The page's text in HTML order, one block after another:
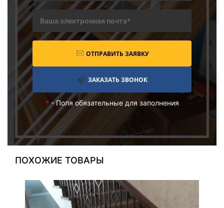
ОТПРАВИТЬ ЗАЯВКУ
ЗАКАЗАТЬ ЗВОНОК
*- Поля обязательные для заполнения
ПОХОЖИЕ ТОВАРЫ